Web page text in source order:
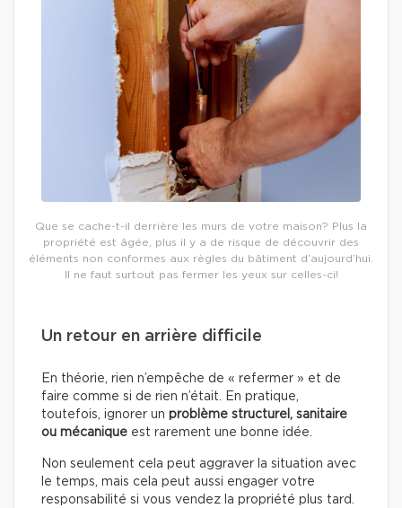
Que se cache-t-il derrière les murs de votre maison? Plus la
propriété est âgée, plus il y a de risque de découvrir des
éléments non conformes aux règles du bâtiment d’aujourd’hui.
Il ne faut surtout pas fermer les yeux sur celles-ci!
Un retour en arrière difficile
En théorie, rien n’empêche de « refermer » et de
faire comme si de rien n’était. En pratique,
toutefois, ignorer un problème structurel, sanitaire
ou mécanique est rarement une bonne idée.
Non seulement cela peut aggraver la situation avec
le temps, mais cela peut aussi engager votre
responsabilité si vous vendez la propriété plus tard.